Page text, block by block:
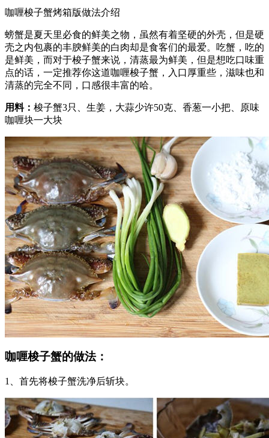
咖喱梭子蟹烤箱版做法介绍
螃蟹是夏天里必食的鲜美之物，虽然有着坚硬的外壳，但是硬
壳之内包裹的丰腴鲜美的白肉却是食客们的最爱。吃蟹，吃的
是鲜美，而对于梭子蟹来说，清蒸最为鲜美，但是想吃口味重
点的话，一定推荐你这道咖喱梭子蟹，入口厚重些，滋味也和
清蒸的完全不同，口感很丰富的哈。
用料： 梭子蟹3只、生姜，大蒜少许50克、香葱一小把、原味
咖喱块一大块
咖喱梭子蟹的做法：
1、首先将梭子蟹洗净后斩块。